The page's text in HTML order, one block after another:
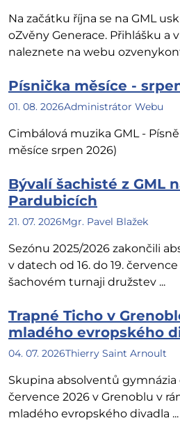
Na začátku října se na GML
oZvěny Generace. Přihlášku a
naleznete na webu
Písnička měsíce -
01. 08. 2026Administrátor Webu
Cimbálová muzika GML -
měsíce srpen 2026)
Bývalí šachisté z GML
Pardubicích
21. 07. 2026Mgr. Pavel Blažek
Sezónu 2025/2026 zakončili
v datech od 16. do 19.
šachovém turnaji družstev ...
Trapné Ticho v
mladého evropského
04. 07. 2026Thierry Saint Arnoult
Skupina absolventů gymnázia
července 2026 v Grenoblu v
mladého evropského divadla ...